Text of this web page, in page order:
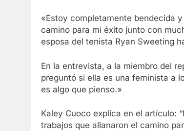
«Estoy completamente bendecida
camino para mi éxito junto con
esposa del tenista Ryan Sweeting
En la entrevista, a la miembro del
preguntó si ella es una feminista a
es algo que pienso.»
Kaley Cuoco explica en el artículo:
trabajos que allanaron el camino